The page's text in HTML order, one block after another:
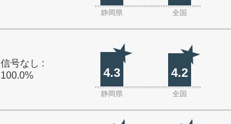
静岡県 全国
信号なし :
100.0%
4.3 4.2
静岡県 全国